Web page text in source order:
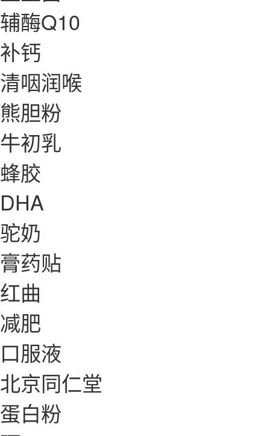
辅酶Q10
补钙
清咽润喉
熊胆粉
牛初乳
蜂胶
DHA
驼奶
膏药贴
红曲
减肥
口服液
北京同仁堂
蛋白粉